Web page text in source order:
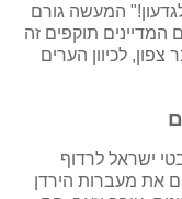
המעשה גורם
המדיינים תוקפים זה
לכיוון הערים
ישראל לרדוף
את מעברות הירדן